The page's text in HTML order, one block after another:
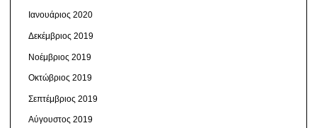
Ιανουάριος 2020
Δεκέμβριος 2019
Νοέμβριος 2019
Οκτώβριος 2019
Σεπτέμβριος 2019
Αύγουστος 2019